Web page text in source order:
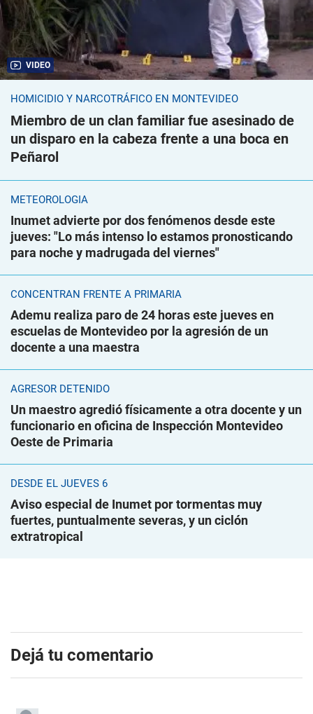
VIDEO
HOMICIDIO Y NARCOTRÁFICO EN MONTEVIDEO
Miembro de un clan familiar fue asesinado de
un disparo en la cabeza frente a una boca en
Peñarol
METEOROLOGÍA
Inumet advierte por dos fenómenos desde este
jueves: "Lo más intenso lo estamos pronosticando
para noche y madrugada del viernes"
CONCENTRAN FRENTE A PRIMARIA
Ademu realiza paro de 24 horas este jueves en
escuelas de Montevideo por la agresión de un
docente a una maestra
AGRESOR DETENIDO
Un maestro agredió físicamente a otra docente y un
funcionario en oficina de Inspección Montevideo
Oeste de Primaria
DESDE EL JUEVES 6
Aviso especial de Inumet por tormentas muy
fuertes, puntualmente severas, y un ciclón
extratropical
Dejá tu comentario